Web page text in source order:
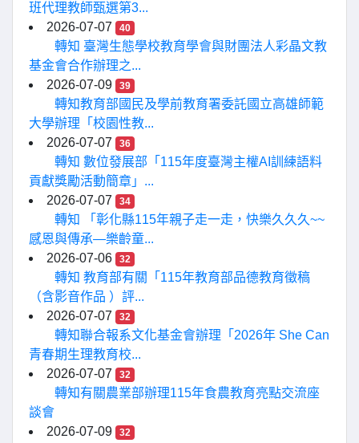
班代理教師甄選第3...
2026-07-07
40
轉知 臺灣生態學校教育學會與財團法人彩晶文教
基金會合作辦理之...
2026-07-09
39
轉知教育部國民及學前教育署委託國立高雄師範
大學辦理「校園性教...
2026-07-07
36
轉知 數位發展部「115年度臺灣主權AI訓練語料
貢獻獎勵活動簡章」...
2026-07-07
34
轉知 「彰化縣115年親子走一走，快樂久久久~~
感恩與傳承—樂齡童...
2026-07-06
32
轉知 教育部有關「115年教育部品德教育徵稿
（含影音作品 ）評...
2026-07-07
32
轉知聯合報系文化基金會辦理「2026年 She Can
青春期生理教育校...
2026-07-07
32
轉知有關農業部辦理115年食農教育亮點交流座
談會
2026-07-09
32